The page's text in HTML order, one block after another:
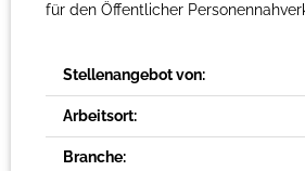
für den Öffentlicher
Stellenangebot von:
Arbeitsort:
Branche: